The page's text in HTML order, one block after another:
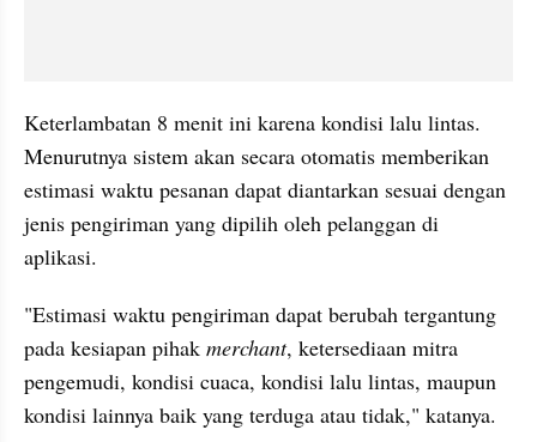
Keterlambatan 8 menit ini karena kondisi lalu lintas.
Menurutnya sistem akan secara otomatis memberikan
estimasi waktu pesanan dapat diantarkan sesuai dengan
jenis pengiriman yang dipilih oleh pelanggan di
aplikasi.
"Estimasi waktu pengiriman dapat berubah tergantung
pada kesiapan pihak merchant, ketersediaan mitra
pengemudi, kondisi cuaca, kondisi lalu lintas, maupun
kondisi lainnya baik yang terduga atau tidak," katanya.